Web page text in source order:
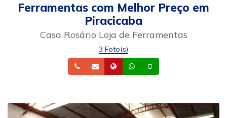
Ferramentas com Melhor Preço em
Piracicaba
Casa Rosário Loja de Ferramentas
3 Foto(s)
TelefoneEmail Site Whatsapp